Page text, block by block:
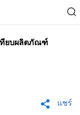
ทียบผลิตภัณฑ์
แชร์